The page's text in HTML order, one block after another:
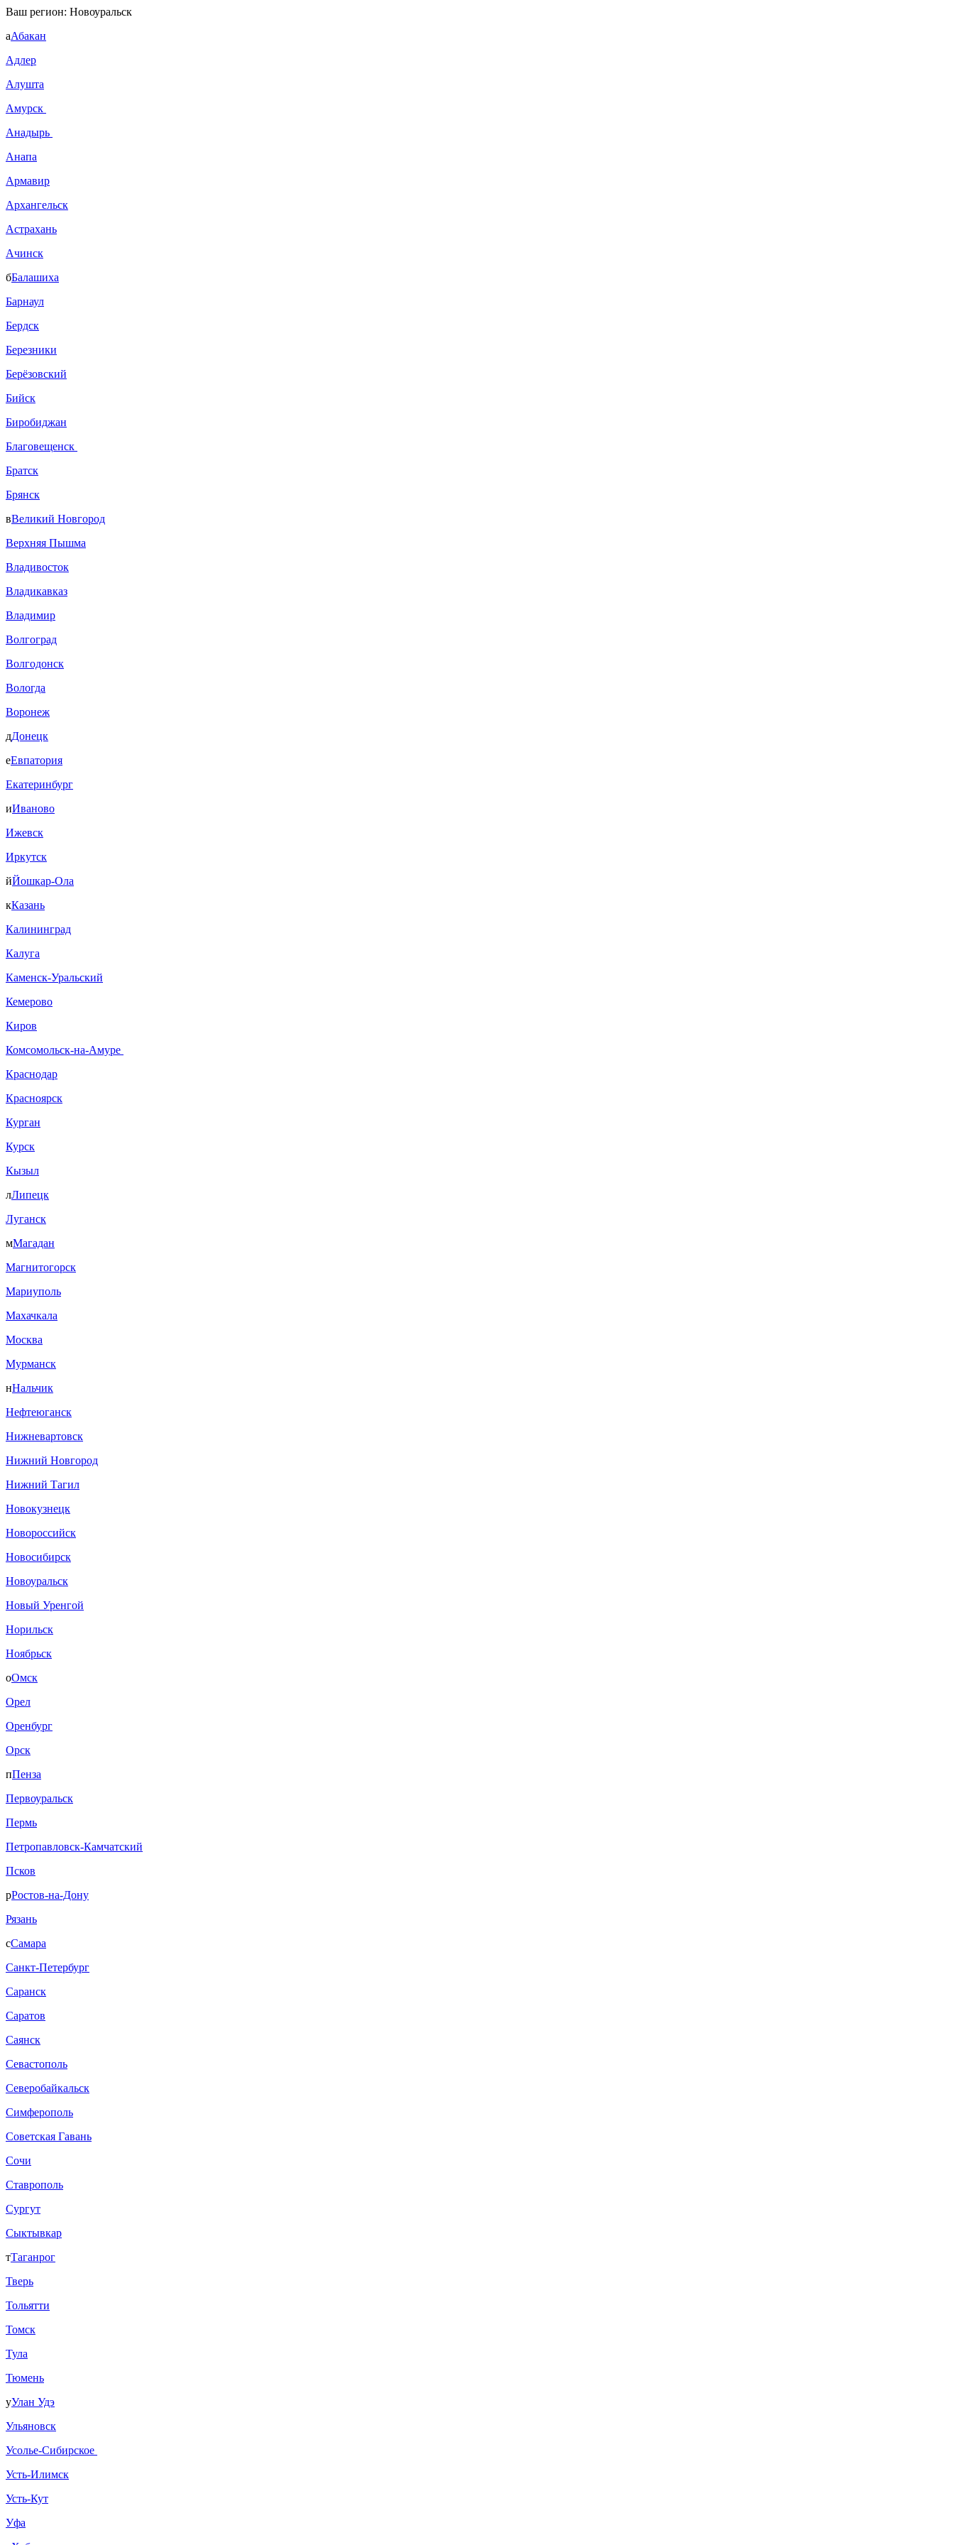
Ваш регион: Новоуральск
аАбакан
Адлер
Алушта
Амурск
Анадырь
Анапа
Армавир
Архангельск
Астрахань
Ачинск
бБалашиха
Барнаул
Бердск
Березники
Берёзовский
Бийск
Биробиджан
Благовещенск
Братск
Брянск
вВеликий Новгород
Верхняя Пышма
Владивосток
Владикавказ
Владимир
Волгоград
Волгодонск
Вологда
Воронеж
дДонецк
еЕвпатория
Екатеринбург
иИваново
Ижевск
Иркутск
йЙошкар-Ола
кКазань
Калининград
Калуга
Каменск-Уральский
Кемерово
Киров
Комсомольск-на-Амуре
Краснодар
Красноярск
Курган
Курск
Кызыл
лЛипецк
Луганск
мМагадан
Магнитогорск
Мариуполь
Махачкала
Москва
Мурманск
нНальчик
Нефтеюганск
Нижневартовск
Нижний Новгород
Нижний Тагил
Новокузнецк
Новороссийск
Новосибирск
Новоуральск
Новый Уренгой
Норильск
Ноябрьск
оОмск
Орел
Оренбург
Орск
пПенза
Первоуральск
Пермь
Петропавловск-Камчатский
Псков
рРостов-на-Дону
Рязань
сСамара
Санкт-Петербург
Саранск
Саратов
Саянск
Севастополь
Северобайкальск
Симферополь
Советская Гавань
Сочи
Ставрополь
Сургут
Сыктывкар
тТаганрог
Тверь
Тольятти
Томск
Тула
Тюмень
уУлан Удэ
Ульяновск
Усолье-Сибирское
Усть-Илимск
Усть-Кут
Уфа